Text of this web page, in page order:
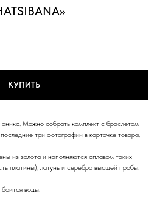
КУПИТЬ
Можно собрать комплект с браслетом
три фотографии в карточке товара.
из золота и наполняются сплавом таких
платины), латунь и серебро высшей пробы.
воды.